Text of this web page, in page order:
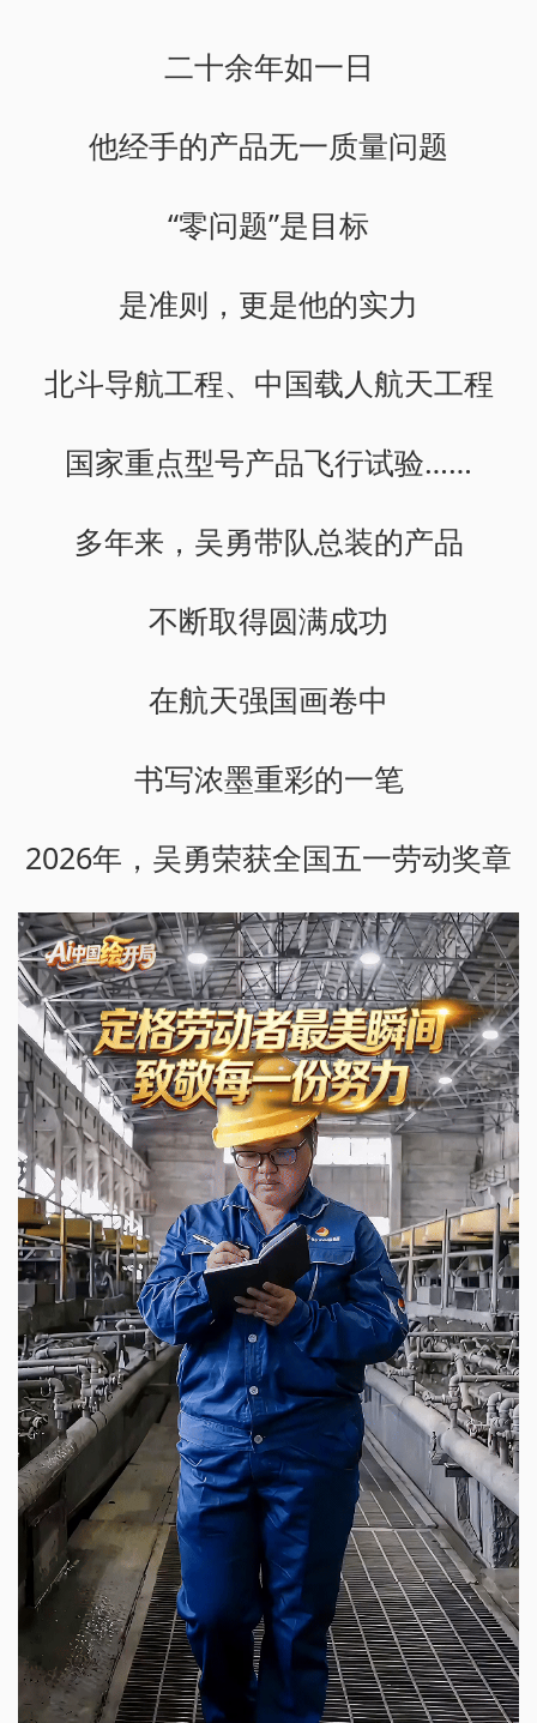
二十余年如一日
他经手的产品无一质量问题
“零问题”是目标
是准则，更是他的实力
北斗导航工程、中国载人航天工程
国家重点型号产品飞行试验……
多年来，吴勇带队总装的产品
不断取得圆满成功
在航天强国画卷中
书写浓墨重彩的一笔
2026年，吴勇荣获全国五一劳动奖章